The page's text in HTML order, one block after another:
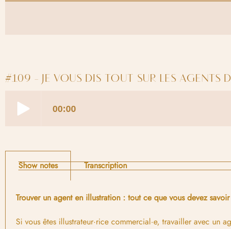
#109 - JE VOUS DIS TOUT SUR LES AGENTS
Show notes Transcription
Trouver un agent en illustration : tout ce que vous devez savoir
Si vous êtes illustrateur·rice commercial·e, travailler avec un